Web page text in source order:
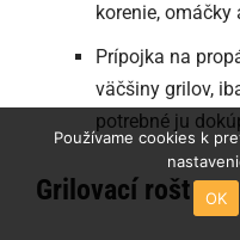
korenie, omáčky
Prípojka na
väčšiny grilov,
potrebné ju
Grilovací rošt
Používame cookies k
OK